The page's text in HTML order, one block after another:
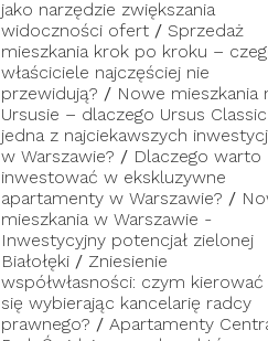
jako narzędzie zwiększania
widoczności ofert / Sprzedaż
mieszkania krok po kroku –
właściciele najczęściej nie
przewidują? / Nowe mieszkania
Ursusie – dlaczego Ursus
jedna z najciekawszych
w Warszawie? / Dlaczego warto
inwestować w ekskluzywne
apartamenty w Warszawie? /
mieszkania w Warszawie -
Inwestycyjny potencjał zielonej
Białołęki / Zniesienie
współwłasności: czym kierować
się wybierając kancelarię radcy
prawnego? / Apartamenty